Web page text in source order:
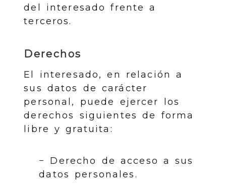
del interesado frente a
terceros.
Derechos
El interesado, en relación a
sus datos de carácter
personal, puede ejercer los
derechos siguientes de forma
libre y gratuita:
− Derecho de acceso a sus
datos personales.